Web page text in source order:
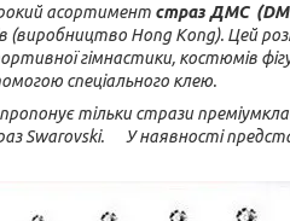
асортимент страз ДМС
(виробництво Hong Kong). Цей
гімнастики, костюмів
спеціального клею.
тільки стрази
Swarovski. У наявності